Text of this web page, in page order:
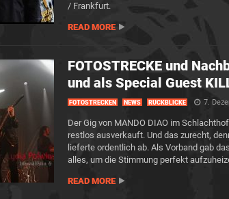
/ Frankfurt.
READ MORE
FOTOSTRECKE und
und als Special Guest
FOTOSTRECKEN NEWS RÜCKBLICKE 7.
Der Gig von MANDO DIAO im
restlos ausverkauft. Und das zurecht,
lieferte ordentlich ab. Als Vorband gab
alles, um die Stimmung perfekt
READ MORE